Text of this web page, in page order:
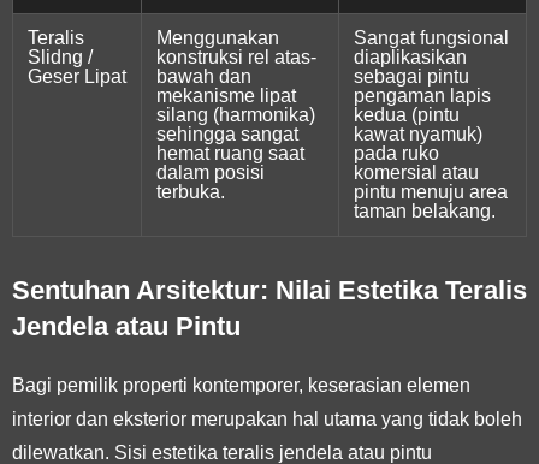
Teralis
Slidng /
Geser Lipat
Menggunakan
konstruksi rel atas-
bawah dan
mekanisme lipat
silang (harmonika)
sehingga sangat
hemat ruang saat
dalam posisi
terbuka.
Sangat fungsional
diaplikasikan
sebagai pintu
pengaman lapis
kedua (pintu
kawat nyamuk)
pada ruko
komersial atau
pintu menuju area
taman belakang.
Sentuhan Arsitektur: Nilai Estetika Teralis
Jendela atau Pintu
Bagi pemilik properti kontemporer, keserasian elemen
interior dan eksterior merupakan hal utama yang tidak boleh
dilewatkan. Sisi estetika teralis jendela atau pintu